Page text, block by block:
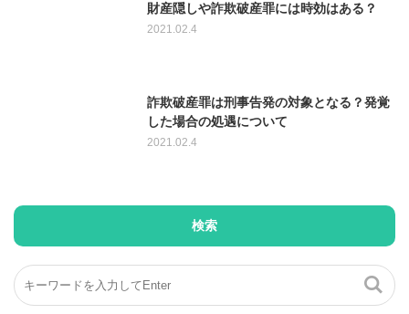
財産隠しや詐欺破産罪には時効はある？
2021.02.4
詐欺破産罪は刑事告発の対象となる？発覚
した場合の処遇について
2021.02.4
検索